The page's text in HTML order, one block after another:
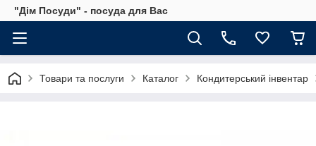
"Дім Посуди" - посуда для Вас
Товари та послуги Каталог Кондитерський інвентар